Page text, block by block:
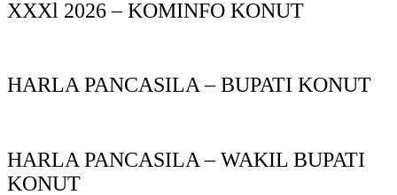
XXXl 2026 – KOMINFO KONUT
HARLA PANCASILA – BUPATI KONUT
HARLA PANCASILA – WAKIL BUPATI
KONUT